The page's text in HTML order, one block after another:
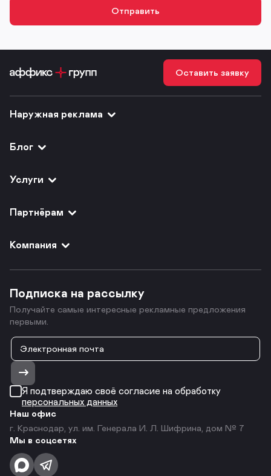
Оставить заявку
Наружная реклама
Блог
Услуги
Партнёрам
Компания
Подписка на рассылку
Получайте самые интересные рекламные предложения
первыми.
Я подтверждаю своё согласие на обработку
персональных данных
Наш офис
г. Краснодар, ул. им. Генерала И. Л. Шифрина, дом № 7
Мы в соцсетях